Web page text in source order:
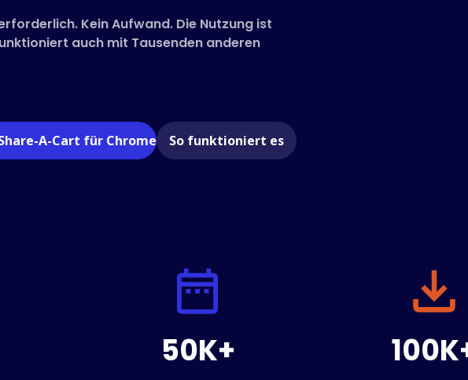
Kein Aufwand. Die Nutzung ist
auch mit Tausenden anderen
A-Cart für Chrome So funktioniert es
50K+